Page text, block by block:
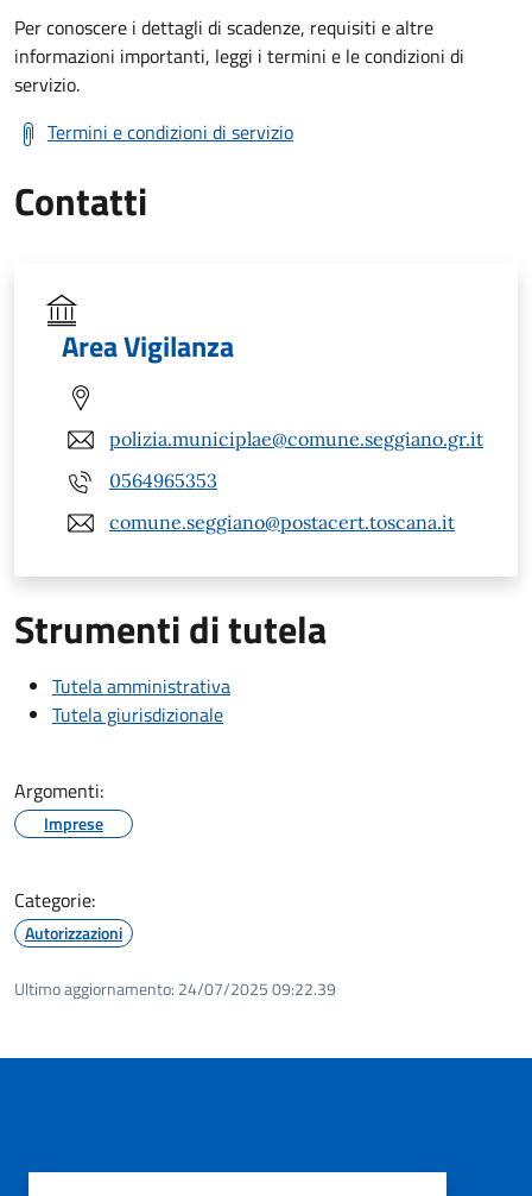
Per conoscere i dettagli di scadenze, requisiti e altre
informazioni importanti, leggi i termini e le condizioni di
servizio.
Termini e condizioni di servizio
Contatti
Area Vigilanza
polizia.municiplae@comune.seggiano.gr.it
0564965353
comune.seggiano@postacert.toscana.it
Strumenti di tutela
Tutela amministrativa
Tutela giurisdizionale
Argomenti:
Imprese
Categorie:
Autorizzazioni
Ultimo aggiornamento: 24/07/2025 09:22.39